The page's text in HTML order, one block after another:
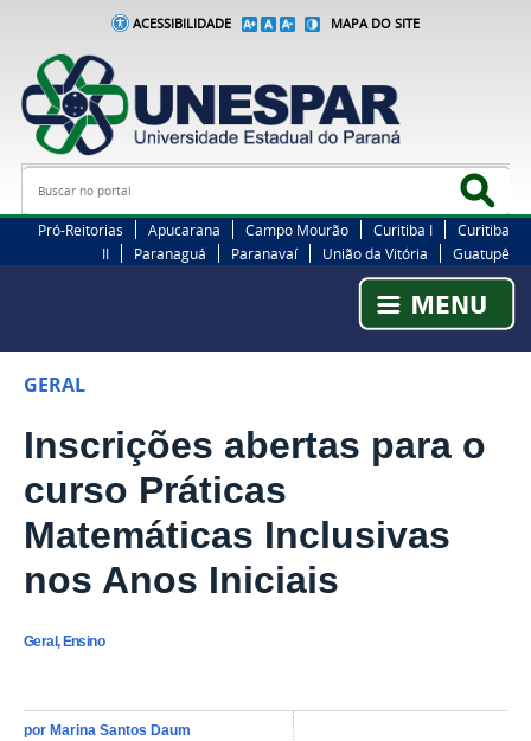
ACESSIBILIDADE MAPA DO SITE
Busca
Pró-Reitorias Apucarana Campo Mourão Curitiba I
Curitiba
II
Paranaguá Paranavaí União da Vitória Guatupê
GERAL
Inscrições abertas para o
curso Práticas
Matemáticas Inclusivas
nos Anos Iniciais
Geral, Ensino
por Marina Santos Daum